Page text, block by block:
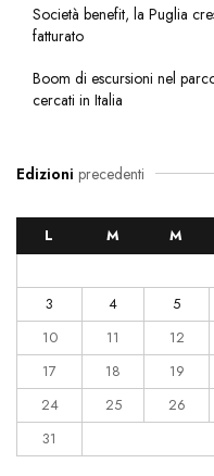
Società benefit, la Puglia
fatturato
Boom di escursioni nel
cercati in Italia
Edizioni precedenti
L M M
3
4 5
10
11 12
17
18 19
24
25 26
31